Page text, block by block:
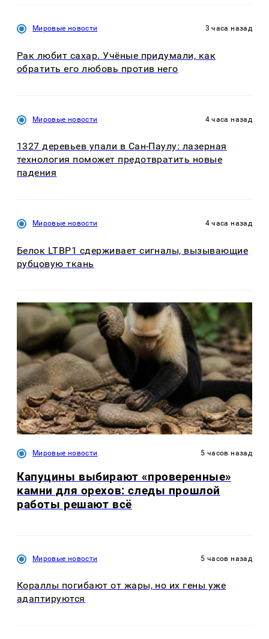
Мировые новости 3 часа назад
Рак любит сахар. Учёные придумали, как
обратить его любовь против него
Мировые новости 4 часа назад
1327 деревьев упали в Сан-Паулу: лазерная
технология поможет предотвратить новые
падения
Мировые новости 4 часа назад
Белок LTBP1 сдерживает сигналы, вызывающие
рубцовую ткань
Мировые новости 5 часов назад
Капуцины выбирают «проверенные»
камни для орехов: следы прошлой
работы решают всё
Мировые новости 5 часов назад
Кораллы погибают от жары, но их гены уже
адаптируются